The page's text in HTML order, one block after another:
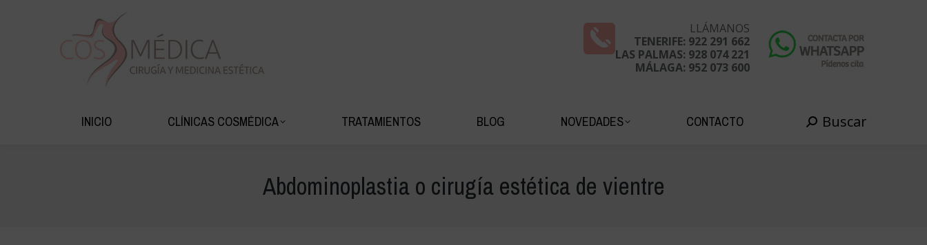
LLÁMANOS
TENERIFE: 922 291 662
LAS PALMAS: 928 074 221
MÁLAGA: 952 073 600
INICIO CLÍNICAS COSMÉDICA TRATAMIENTOS BLOG NOVEDADES CONTACTO Buscar:Buscar
Abdominoplastia o cirugía estética de vientre
NOVEDADES CONTACTO